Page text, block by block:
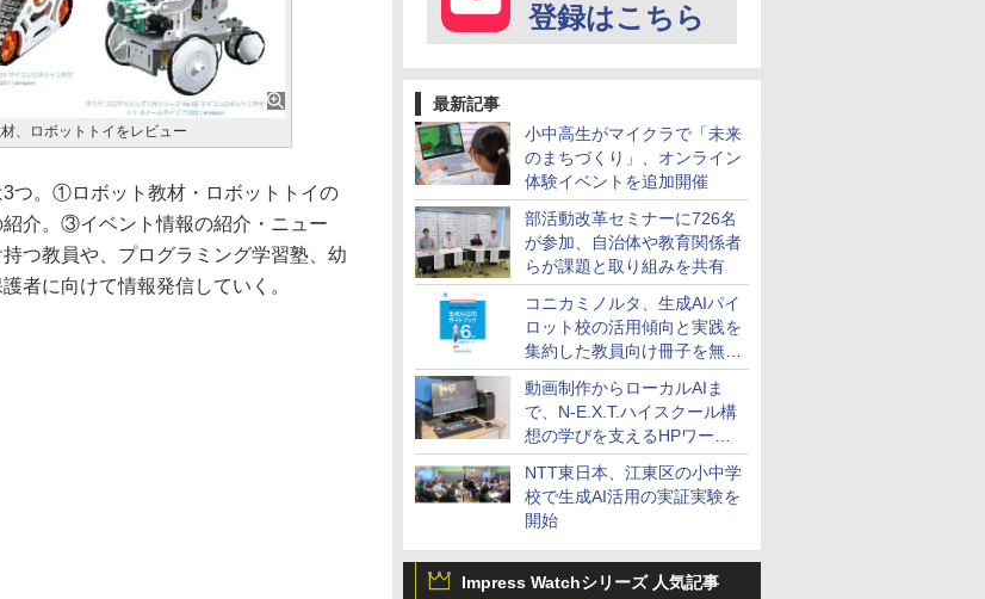
登録はこちら
最新記事
小中高生がマイクラで「未来
のまちづくり」、オンライン
体験イベントを追加開催
部活動改革セミナーに726名
が参加、自治体や教育関係者
らが課題と取り組みを共有
コニカミノルタ、生成AIパイ
ロット校の活用傾向と実践を
集約した教員向け冊子を無料
公開
動画制作からローカルAIま
で、N-E.X.T.ハイスクール構
想の学びを支えるHPワーク
ステーション
NTT東日本、江東区の小中学
校で生成AI活用の実証実験を
開始
Impress Watchシリーズ 人気記事
、ロボットトイをレビュー
3つ。①ロボット教材・ロボットトイの
介。③イベント情報の紹介・ニュー
つ教員や、プログラミング学習塾、幼
者に向けて情報発信していく。